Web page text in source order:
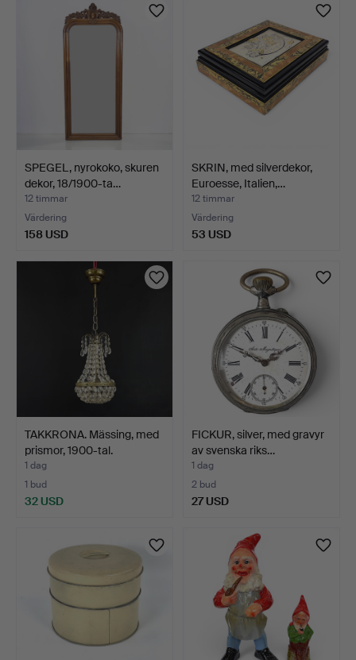
SPEGEL, nyrokoko, skuren
dekor, 18/1900-ta…
12 timmar
Värdering
158 USD
SKRIN, med silverdekor,
Euroesse, Italien,…
12 timmar
Värdering
53 USD
TAKKRONA. Mässing, med
prismor, 1900-tal.
1 dag
1 bud
32 USD
FICKUR, silver, med gravyr
av svenska riks…
1 dag
2 bud
27 USD